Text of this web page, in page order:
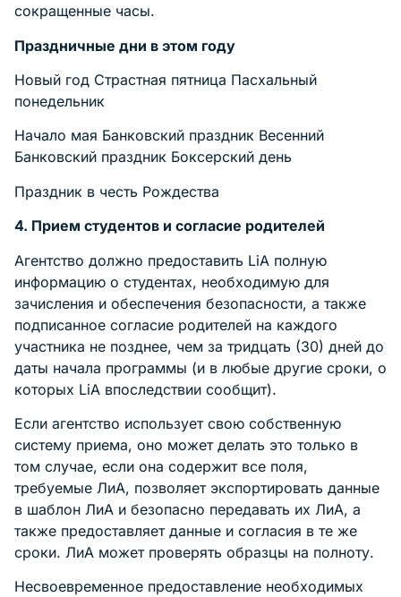
сокращенные часы.
Праздничные дни в этом году
Новый год Страстная пятница Пасхальный
понедельник
Начало мая Банковский праздник Весенний
Банковский праздник Боксерский день
Праздник в честь Рождества
4. Прием студентов и согласие родителей
Агентство должно предоставить LiA полную
информацию о студентах, необходимую для
зачисления и обеспечения безопасности, а также
подписанное согласие родителей на каждого
участника не позднее, чем за тридцать (30) дней до
даты начала программы (и в любые другие сроки, о
которых LiA впоследствии сообщит).
Если агентство использует свою собственную
систему приема, оно может делать это только в
том случае, если она содержит все поля,
требуемые ЛиА, позволяет экспортировать данные
в шаблон ЛиА и безопасно передавать их ЛиА, а
также предоставляет данные и согласия в те же
сроки. ЛиА может проверять образцы на полноту.
Несвоевременное предоставление необходимых